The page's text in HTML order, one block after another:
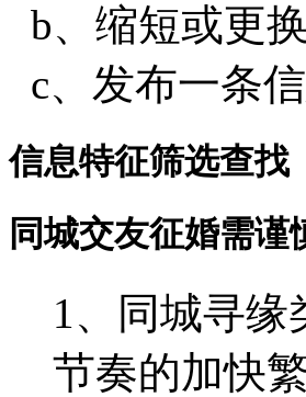
b、缩短或更
c、发布一条
信息特征筛选查找
同城交友征婚需谨
1、同城寻
节奏的加快